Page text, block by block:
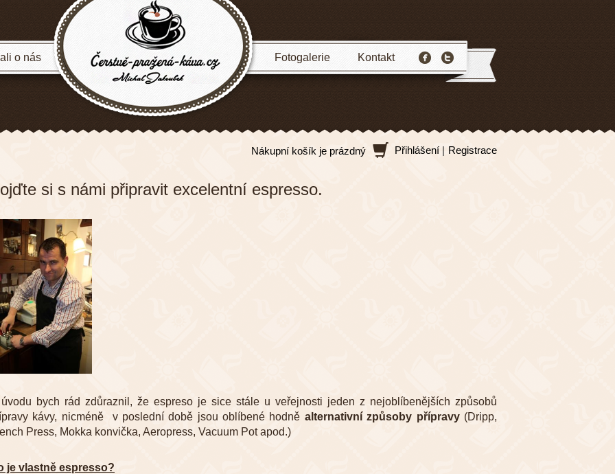
o nás Fotogalerie Kontakt
Nákupní košík je prázdný Přihlášení | Registrace
si s námi připravit excelentní espresso.
bych rád zdůraznil, že espreso je sice stále u veřejnosti jeden z nejoblíbenějších způsobů
kávy, nicméně v poslední době jsou oblíbené hodně alternativní způsoby přípravy(Dripp,
Press, Mokka konvička, Aeropress, Vacuum Pot apod.)
je vlastně espresso?